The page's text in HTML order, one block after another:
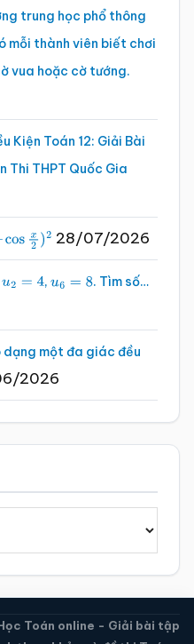
trung học phổ thông
mỗi thành viên biết chơi
vua hoặc cờ tướng.
Kiện Toán 12: Giải Bài
Thi THPT Quốc Gia
x2 )2 28/07/2026
u2 =4 , u6 =8 . Tìm số…
một đa giác đều
2026
Toán online - Giải bài tập